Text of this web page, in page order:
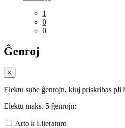
1
0
0
Ĝenroj
×
Elektu sube ĝenrojn, kiuj priskribas pli
Elektu maks. 5 ĝenrojn:
Arto k Literaturo